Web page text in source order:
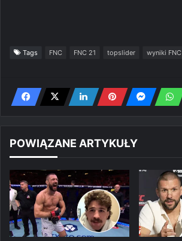
Tags FNC FNC 21 topslider wyniki FNC
POWIĄZANE ARTYKUŁY